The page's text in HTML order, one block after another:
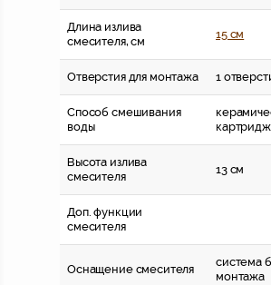
Длина излива
смесителя, см
15 см
Отверстия для монтажа 1
Способ смешивания
воды
картридж
Высота излива
смесителя
13 см
Доп. функции
смесителя
Оснащение смесителя
система
монтажа